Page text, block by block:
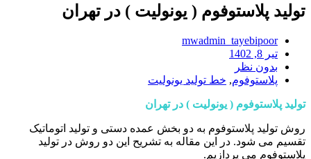
تولید پلاستوفوم ( یونولیت ) در تهران
mwadmin_tayebipoor
تیر 8, 1402
بدون نظر
پلاستوفوم, خط تولید یونولیت
تولید پلاستوفوم ( یونولیت ) در تهران
روش تولید پلاستوفوم به دو بخش عمده دستی و تولید اتوماتیک
تقسیم می شود. در این مقاله به تشریح این دو روش در تولید
پلاستوفوم می پردازیم.